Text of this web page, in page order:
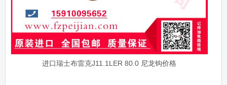
进口瑞士布雷克J11.1LER 80.0 尼龙钩价格